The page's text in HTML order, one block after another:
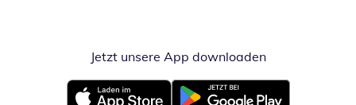
Jetzt unsere App downloadenÖffnet in